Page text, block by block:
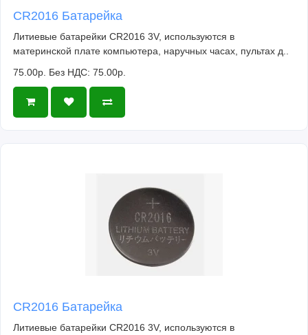
CR2016 Батарейка
Литиевые батарейки CR2016 3V, используются в
материнской плате компьютера, наручных часах, пультах д..
75.00р. Без НДС: 75.00р.
CR2016 Батарейка
Литиевые батарейки CR2016 3V, используются в